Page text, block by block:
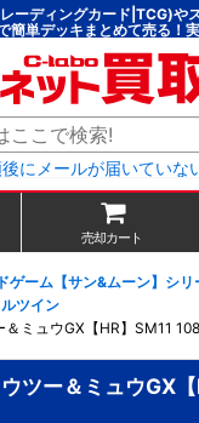
ーディングカード|TCG)や
簡単デッキまとめて売る！
後にメールが届いていな
売却カート
ゲーム【サン&ムーン】シ
ツイン
＆ミュウGX【HR】SM11
ウツー＆ミュウGX